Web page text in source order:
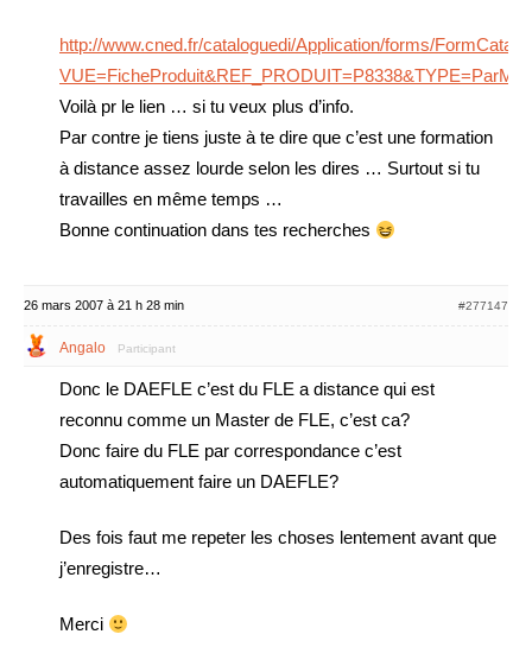
http://www.cned.fr/cataloguedi/Application/forms/
Voilà pr le lien … si tu veux plus d’info.
Par contre je tiens juste à te dire que c’est une formation
à distance assez lourde selon les dires … Surtout si tu
travailles en même temps …
Bonne continuation dans tes recherches
26 mars 2007 à 21 h 28 min #277147
Angalo Participant
Donc le DAEFLE c’est du FLE a distance qui est
reconnu comme un Master de FLE, c’est ca?
Donc faire du FLE par correspondance c’est
automatiquement faire un DAEFLE?
Des fois faut me repeter les choses lentement avant que
j’enregistre…
Merci